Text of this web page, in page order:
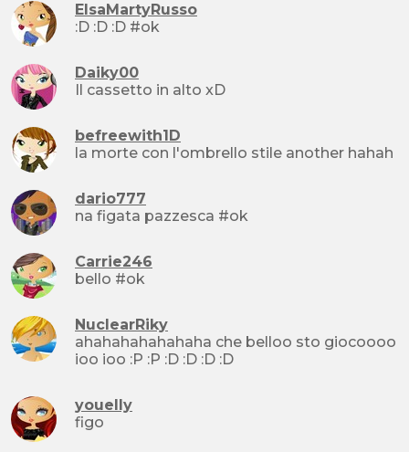
ElsaMartyRusso
:D :D :D #ok
Daiky00
Il cassetto in alto xD
befreewith1D
la morte con l'ombrello stile another hahah
dario777
na figata pazzesca #ok
Carrie246
bello #ok
NuclearRiky
ahahahahahahaha che belloo sto giocoooo
ioo ioo :P :P :D :D :D :D
youelly
figo